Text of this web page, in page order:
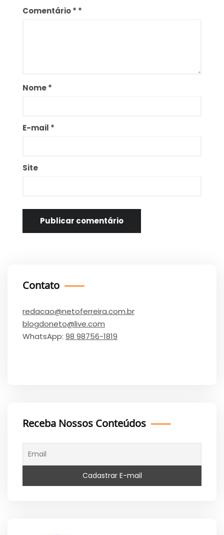
Comentário*
Nome*
E-mail *
Site
Contato
redacao@netoferreira.com.br
blogdoneto@live.com
WhatsApp: 98 98756-1819
Receba Nossos Conteúdos